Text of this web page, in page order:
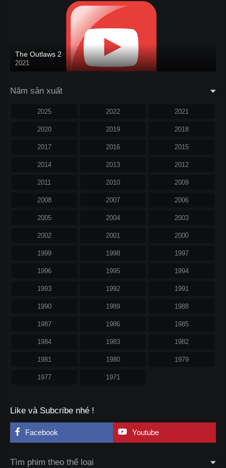
The Outlaws 2
2021
Năm sản xuất
2025 2022 2021
2020 2019 2018
2017 2016 2015
2014 2013 2012
2011 2010 2009
2008 2007 2006
2005 2004 2003
2002 2001 2000
1999 1998 1997
1996 1995 1994
1993 1992 1991
1990 1989 1988
1987 1986 1985
1984 1983 1982
1981 1980 1979
1977 1971
Like và Subcribe nhé !
Facebook Youtube
Tìm phim theo thể loại